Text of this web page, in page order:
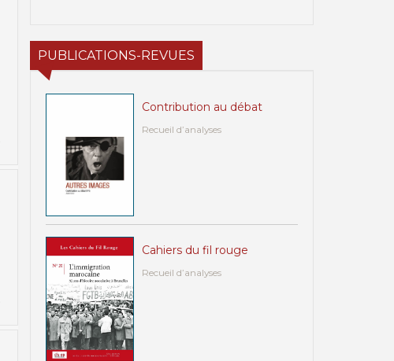
PUBLICATIONS-REVUES
Contribution au débat
Recueil d’analyses
Cahiers du fil rouge
Recueil d’analyses